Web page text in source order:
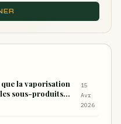
la vaporisation
sous-produits
15
Avr
2026